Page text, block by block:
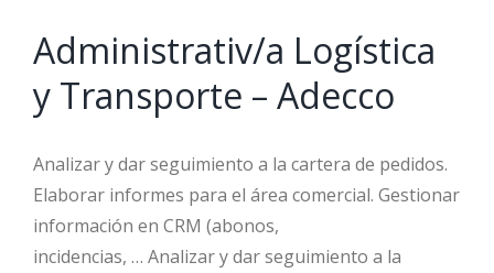
Administrativ/a Logística
y Transporte – Adecco
Analizar y dar seguimiento a la cartera de pedidos.
Elaborar informes para el área comercial. Gestionar
información en CRM (abonos,
incidencias, … Analizar y dar seguimiento a la